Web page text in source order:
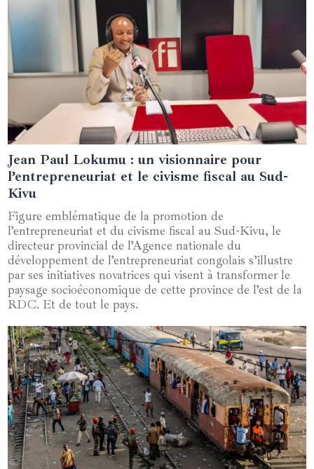
11 juillet 2024
Jean Paul Lokumu : un visionnaire pour
l’entrepreneuriat et le civisme fiscal au Sud-
Kivu
Figure emblématique de la promotion de
l’entrepreneuriat et du civisme fiscal au Sud-Kivu, le
directeur provincial de l’Agence nationale du
développement de l’entrepreneuriat congolais s’illustre
par ses initiatives novatrices qui visent à transformer le
paysage socioéconomique de cette province de l’est de la
RDC. Et de tout le pays.